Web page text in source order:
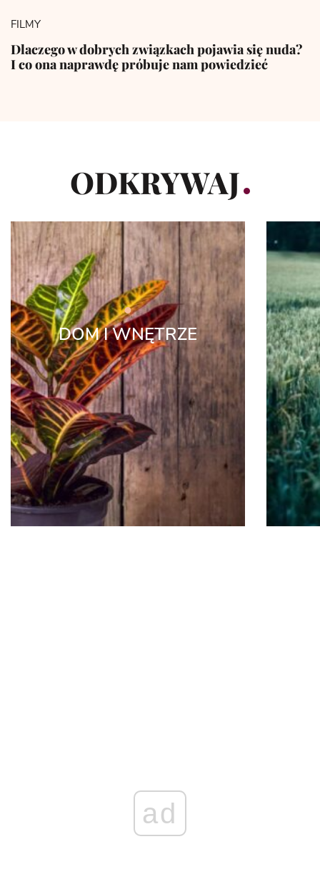
FILMY
Dlaczego w dobrych związkach pojawia się nuda?
I co ona naprawdę próbuje nam powiedzieć
ODKRYWAJ
DOM I WNĘTRZE
ad